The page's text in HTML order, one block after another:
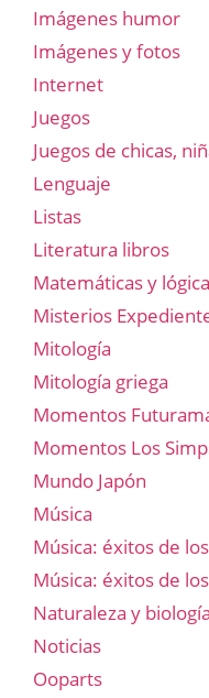
Imágenes humor
Imágenes y fotos
Internet
Juegos
Juegos de chicas,
Lenguaje
Listas
Literatura libros
Matemáticas y lógica
Misterios
Mitología
Mitología griega
Momentos
Momentos Los
Mundo Japón
Música
Música: éxitos de
Música: éxitos de
Naturaleza y biología
Noticias
Ooparts